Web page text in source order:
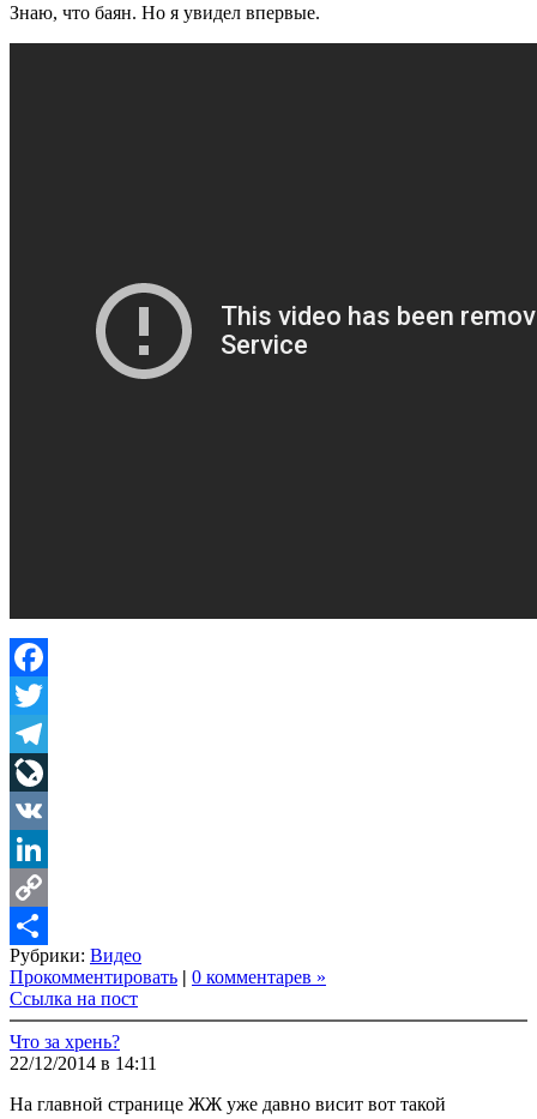
Знаю, что баян. Но я увидел впервые.
Facebook
Twitter
Telegram
LiveJournal
VK
LinkedIn
Copy
Link
Share
Рубрики: Видео
Прокомментировать | 0 комментарев »
Ссылка на пост
Что за хрень?
22/12/2014 в 14:11
На главной странице ЖЖ уже давно висит вот такой